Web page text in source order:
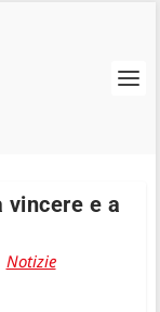
vincere e a
Notizie